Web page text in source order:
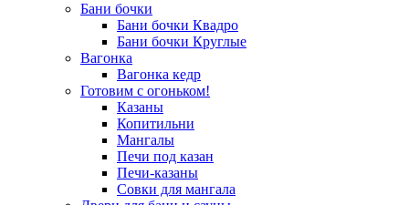
Бани бочки
Бани бочки Квадро
Бани бочки Круглые
Вагонка
Вагонка кедр
Готовим с огоньком!
Казаны
Копитильни
Мангалы
Печи под казан
Печи-казаны
Совки для мангала